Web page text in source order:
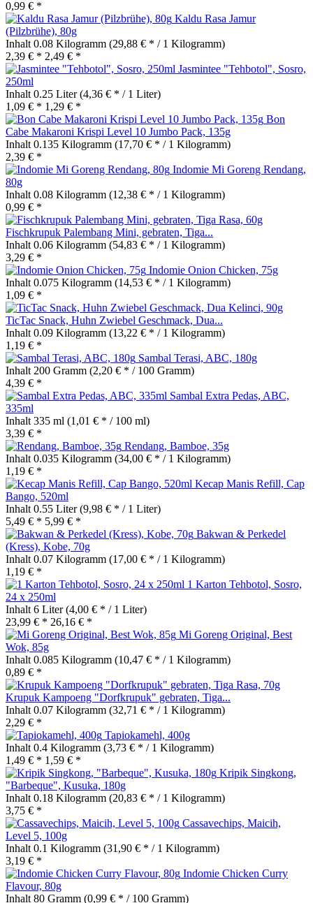
0,99 € *
Kaldu Rasa Jamur
(Pilzbrühe), 80g
Inhalt 0.08 Kilogramm (29,88 € * / 1 Kilogramm)
2,39 € * 2,49 € *
Jasmintee "Tehbotol", Sosro,
250ml
Inhalt 0.25 Liter(4,36 € * / 1 Liter)
1,09 € * 1,29 € *
Bon
Cabe Makaroni Krispi Level 10 Jumbo Pack, 135g
Inhalt 0.135 Kilogramm (17,70 € * / 1 Kilogramm)
2,39 € *
Indomie Mi Goreng Rendang,
80g
Inhalt 0.08 Kilogramm (12,38 € * / 1 Kilogramm)
0,99 € *
Fischkrupuk Palembang Mini, gebraten, Tiga...
Inhalt 0.06 Kilogramm (54,83 € * / 1 Kilogramm)
3,29 € *
Indomie Onion Chicken, 75g
Inhalt 0.075 Kilogramm (14,53 € * / 1 Kilogramm)
1,09 € *
TicTac Snack, Huhn Zwiebel Geschmack, Dua...
Inhalt 0.09 Kilogramm (13,22 € * / 1 Kilogramm)
1,19 € *
Sambal Terasi, ABC, 180g
Inhalt 200 Gramm (2,20 € * / 100 Gramm)
4,39 € *
Sambal Extra Pedas, ABC,
335ml
Inhalt 335 ml (1,01 € * / 100 ml)
3,39 € *
Rendang, Bamboe, 35g
Inhalt 0.035 Kilogramm (34,00 € * / 1 Kilogramm)
1,19 € *
Kecap Manis Refill, Cap
Bango, 520ml
Inhalt 0.55 Liter(9,98 € * / 1 Liter)
5,49 € * 5,99 € *
Bakwan & Perkedel
(Kress), Kobe, 70g
Inhalt 0.07 Kilogramm (17,00 € * / 1 Kilogramm)
1,19 € *
1 Karton Tehbotol, Sosro,
24 x 250ml
Inhalt 6 Liter(4,00 € * / 1 Liter)
23,99 € * 26,16 € *
Mi Goreng Original, Best
Wok, 85g
Inhalt 0.085 Kilogramm (10,47 € * / 1 Kilogramm)
0,89 € *
Krupuk Kampoeng "Dorfkrupuk" gebraten, Tiga...
Inhalt 0.07 Kilogramm (32,71 € * / 1 Kilogramm)
2,29 € *
Tapiokamehl, 400g
Inhalt 0.4 Kilogramm (3,73 € * / 1 Kilogramm)
1,49 € * 1,59 € *
Kripik Singkong,
"Barbeque", Kusuka, 180g
Inhalt 0.18 Kilogramm (20,83 € * / 1 Kilogramm)
3,75 € *
Cassavechips, Maicih,
Level 5, 100g
Inhalt 0.1 Kilogramm (31,90 € * / 1 Kilogramm)
3,19 € *
Indomie Chicken Curry
Flavour, 80g
Inhalt 80 Gramm (0,99 € * / 100 Gramm)